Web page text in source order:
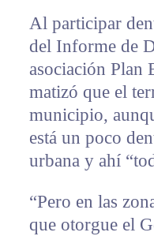
Al participar
del Informe de
asociación Plan
matizó que el
municipio,
está un poco
urbana y ahí
“Pero en las
que otorgue el